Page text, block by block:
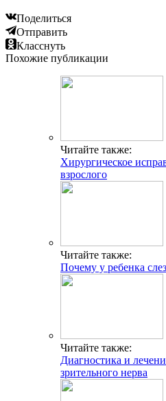
Поделиться
Отправить
Класснуть
Похожие публикации
Читайте также:
Хирургическое
взрослого
Читайте также:
Почему у ребенка
Читайте также:
Диагностика и
зрительного нерва